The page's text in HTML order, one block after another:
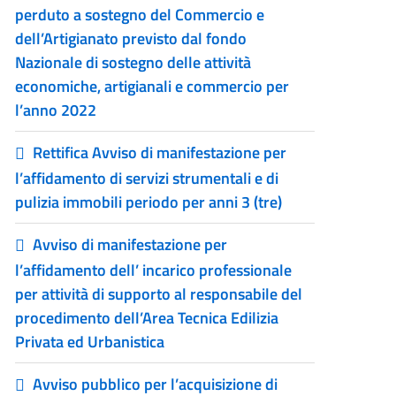
perduto a sostegno del Commercio e
dell’Artigianato previsto dal fondo
Nazionale di sostegno delle attività
economiche, artigianali e commercio per
l’anno 2022
Rettifica Avviso di manifestazione per
l’affidamento di servizi strumentali e di
pulizia immobili periodo per anni 3 (tre)
Avviso di manifestazione per
l’affidamento dell’ incarico professionale
per attività di supporto al responsabile del
procedimento dell’Area Tecnica Edilizia
Privata ed Urbanistica
Avviso pubblico per l’acquisizione di